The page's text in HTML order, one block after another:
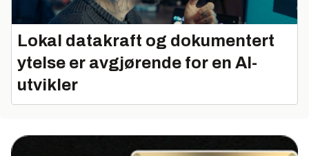
Lokal datakraft og dokumentert
ytelse er avgjørende for en AI-
utvikler